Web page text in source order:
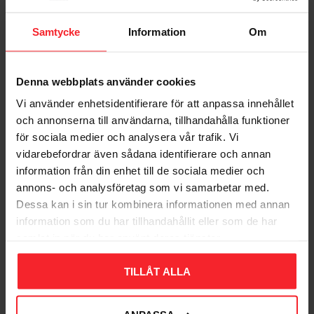
Samtycke Information Om
Denna webbplats använder cookies
Vi använder enhetsidentifierare för att anpassa innehållet
och annonserna till användarna, tillhandahålla funktioner
för sociala medier och analysera vår trafik. Vi
vidarebefordrar även sådana identifierare och annan
information från din enhet till de sociala medier och
annons- och analysföretag som vi samarbetar med.
Dessa kan i sin tur kombinera informationen med annan
information som du har tillhandahållit eller som de har
TILLÅT ALLA
Gem
Batteri, 9V alkaliskt,
Energizer Max 10år
006191706
167
Gem som favorit
Batteri, Knapcelle,
Sølvoxid, 377/376,
1,55V, Energizer
006191749
41
L
A
G
E
R
R
E
N
S
N
I